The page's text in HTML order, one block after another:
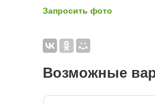
Запросить фото
Возможные